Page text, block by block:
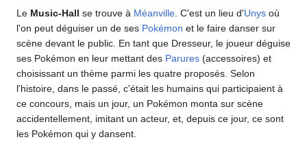
Le Music-Hall se trouve à Méanville . C'est un lieu d'Unys où
l'on peut déguiser un de ses Pokémon et le faire danser sur
scène devant le public. En tant que Dresseur, le joueur déguise
ses Pokémon en leur mettant des Parures (accessoires) et
choisissant un thème parmi les quatre proposés. Selon
l'histoire, dans le passé, c'était les humains qui participaient à
ce concours, mais un jour, un Pokémon monta sur scène
accidentellement, imitant un acteur, et, depuis ce jour, ce sont
les Pokémon qui y dansent.